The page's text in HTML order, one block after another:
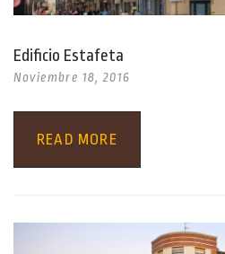
Edificio Estafeta
Noviembre 18, 2016
READ MORE